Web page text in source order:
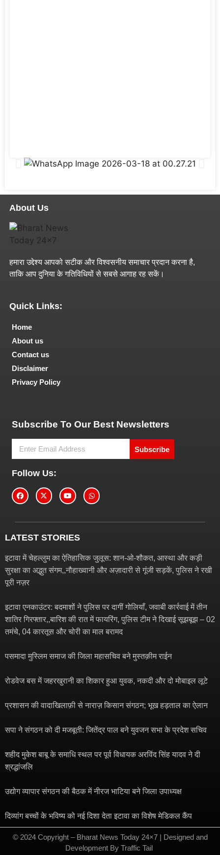
About Us
हमारा उद्देश्य आपको सटीक और विश्वसनीय समाचार प्रदान करना है,
ताकि आप दुनिया के गतिविधियों से सबसे आगाह रह सकें।
Quick Links:
Home
About us
Contact us
Disclaimer
Privacy Policy
Subscribe To Our Best Newsletters
Subscribe
Follow Us:
LATEST STORIES
इटावा में चेहल्लुम का ऐतिहासिक जुलूस: शान-ओ-शौकत, आस्था और कड़ी
सुरक्षा का अद्भुत संगम,,नौहाख्वानी और अज़ादारी से गूंजी सड़कें, पुलिस ने रखी
पूरी नज़र
इटावा एनकाउंटर: बदमाशों ने पुलिस पर दागीं गोलियाँ, जवाबी कार्रवाई में तीन
शातिर गिरफ्तार,,बारिश की रात में फायरिंग, पुलिस टीम ने दिखाई सूझबूझ – 02
तमंचे, 04 कारतूस और चोरी का माल बरामद
पसमादा मुस्लिम समाज की जिला महासचिव बने मुस्तक़ीम राईन
रोडवेज बस में जहरखुरानी का शिकार हुआ युवक, नकदी और दो मोबाइल लूटे
प्रशासन की वादाखिलाफ़ी से नाराज़ किसान संगठन; भूख हड़ताल का ऐलान
सपा ने संगठन को दी मजबूती: जितेंद्र पाल बने युवजन सभा के प्रदेश सचिव
शहीद मुकेश बाबू के समाधि स्थल पर पूर्व विधायक अरविंद सिंह यादव ने दी
श्रद्धांजलि
उद्योग व्यापार संगठन की बैठक में नीरज भाटिया बने जिला उपाध्यक्ष
दिव्यांग बच्चों के भविष्य को नई दिशा देता इटावा का विशेष मेडिकल कैंप
© 2024 Copyright – Bharat News Today 24×7 | Designed and
Development By Traffic Tail